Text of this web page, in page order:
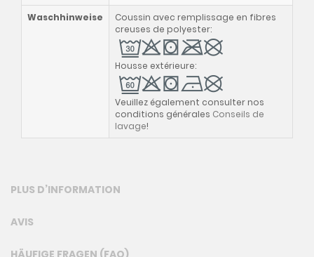
Waschhinweise
Coussin avec remplissage en fibres
creuses de polyester:
Housse extérieure:
Veuillez également consulter nos
conditions générales Conseils de
lavage!
PLUS D’INFORMATION
AVIS
HÄUFIGE FRAGEN (FAQ)